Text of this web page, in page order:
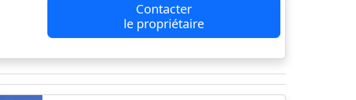
Contacter
le propriétaire